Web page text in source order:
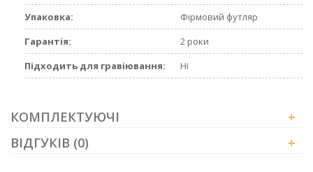
Упаковка:
Фірмовий футляр
Гарантія:
2 роки
Підходить для гравіювання:
Ні
КОМПЛЕКТУЮЧІ
+
ВІДГУКІВ (0)
+